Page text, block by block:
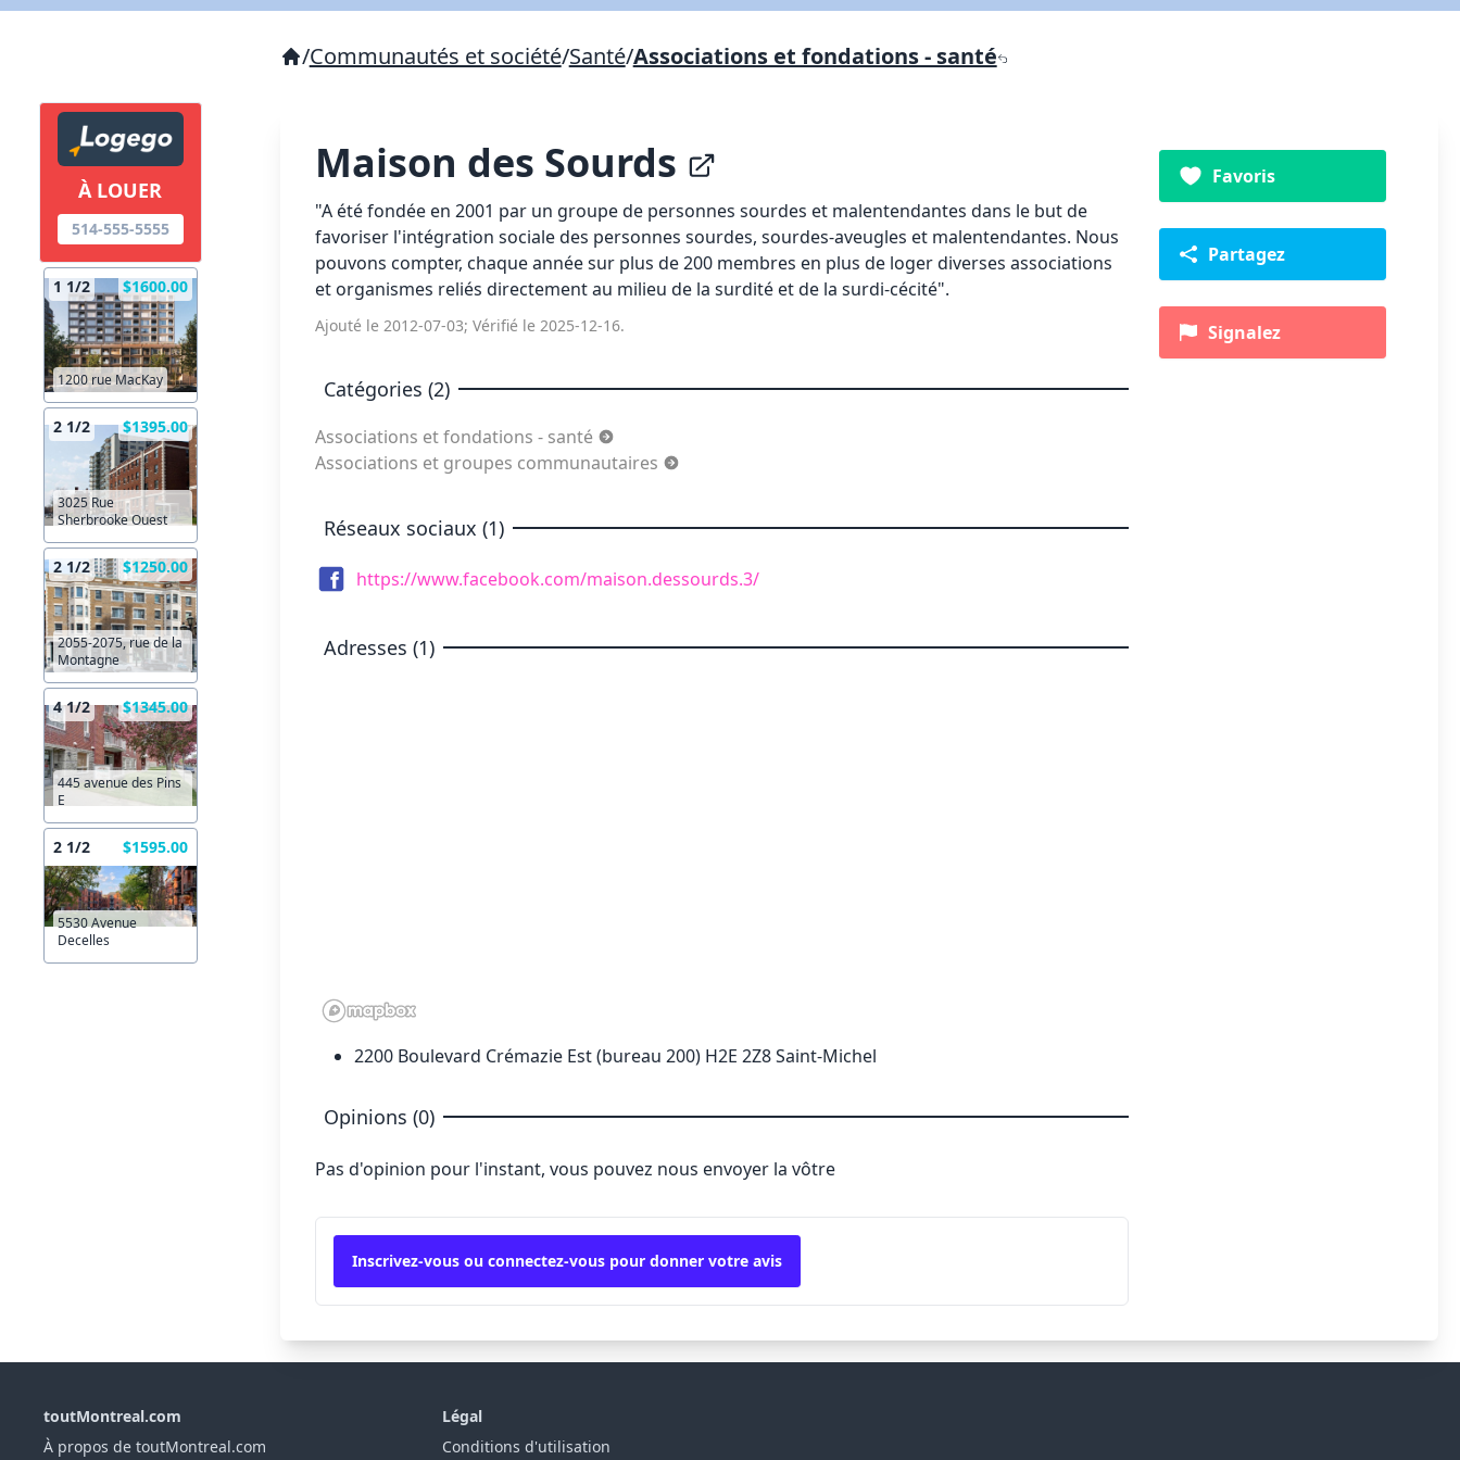
À LOUER
514-555-5555
1 1/2 $1600.00
1200 rue MacKay
2 1/2 $1395.00
3025 Rue
Sherbrooke Ouest
2 1/2 $1250.00
2055-2075, rue de la
Montagne
4 1/2 $1345.00
445 avenue des Pins
E
2 1/2 $1595.00
5530 Avenue
Decelles
/Communautés et société/Santé/Associations et fondations - santé
Maison des Sourds
"A été fondée en 2001 par un groupe de personnes sourdes et malentendantes dans le but de
favoriser l'intégration sociale des personnes sourdes, sourdes-aveugles et malentendantes. Nous
pouvons compter, chaque année sur plus de 200 membres en plus de loger diverses associations
et organismes reliés directement au milieu de la surdité et de la surdi-cécité".
Ajouté le 2012-07-03; Vérifié le 2025-12-16.
Catégories (2)
Associations et fondations - santé
Associations et groupes communautaires
Réseaux sociaux (1)
https://www.facebook.com/maison.dessourds.3/
Adresses (1)
2200 Boulevard Crémazie Est (bureau 200) H2E 2Z8 Saint-Michel
Opinions (0)
Pas d'opinion pour l'instant, vous pouvez nous envoyer la vôtre
Inscrivez-vous ou connectez-vous pour donner votre avis
Favoris
Partagez
Signalez
toutMontreal.com
À propos de toutMontreal.com
Légal
Conditions d'utilisation
X Fermer Envoyez